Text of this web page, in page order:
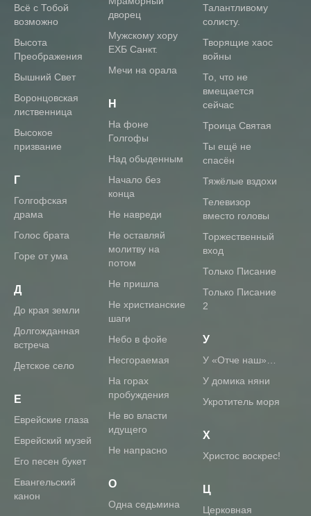
Всё с Тобой
возможно
Высота
Преображения
Вышний Свет
Воронцовская
лиственница
Высокое
призвание
Г
Голгофская
драма
Голос брата
Горе от ума
Д
До края земли
Долгожданная
встреча
Детское село
Е
Еврейские глаза
Еврейский музей
Его песен букет
Евангельский
канон
дворец
Мужскому хору
ЕХБ Санкт.
Мечи на орала
Н
На фоне
Голгофы
Над обыденным
Начало без
конца
Не навреди
Не оставляй
молитву на
потом
Не пришла
Не христианские
шаги
Небо в фойе
Несгораемая
На горах
пробуждения
Не во власти
идущего
Не напрасно
О
Одна седьмина
Талантливому
солисту.
Творящие хаос
войны
То, что не
вмещается
сейчас
Троица Святая
Ты ещё не
спасён
Тяжёлые вздохи
Телевизор
вместо головы
Торжественный
вход
Только Писание
Только Писание
2
У
У «Отче наш»…
У домика няни
Укротитель моря
Х
Христос воскрес!
Ц
Церковная